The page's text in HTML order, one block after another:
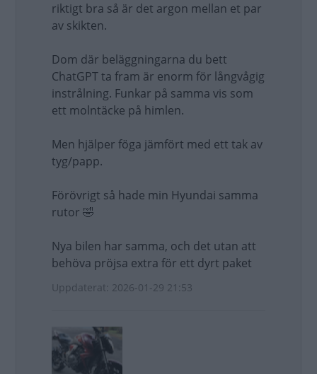
riktigt bra så är det argon mellan et par
av skikten.
Dom där beläggningarna du bett
ChatGPT ta fram är enorm för långvågig
instrålning. Funkar på samma vis som
ett molntäcke på himlen.
Men hjälper föga jämfört med ett tak av
tyg/papp.
Förövrigt så hade min Hyundai samma
rutor 🤣
Nya bilen har samma, och det utan att
behöva pröjsa extra för ett dyrt paket
Uppdaterat: 2026-01-29 21:53